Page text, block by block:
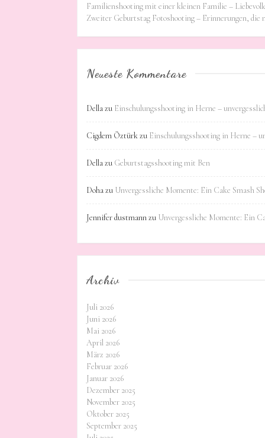
Familienshooting mit einer kleinen Familie –
Zweiter Geburtstag Fotoshooting – Erinnerungen, die
Neueste Kommentare
Dellazu Einschulungsshooting in Herne –
Cigdem Öztürkzu Einschulungsshooting in Herne –
Dellazu Geburtstagsshooting mit Ben
Dohazu Unvergessliche Momente: Ein Cake Smash
Jennifer dustmannzu Unvergessliche Momente: Ein
Archiv
Juli 2026
Juni 2026
Mai 2026
April 2026
März 2026
Februar 2026
Januar 2026
Dezember 2025
November 2025
Oktober 2025
September 2025